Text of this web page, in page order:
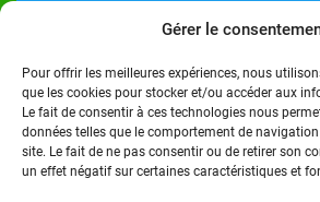
Gérer le
Pour offrir les meilleures expériences, nous
que les cookies pour stocker et/ou accéder aux
Le fait de consentir à ces technologies nous
données telles que le comportement de
site. Le fait de ne pas consentir ou de retirer son
un effet négatif sur certaines caractéristiques et
INSTAGRAM